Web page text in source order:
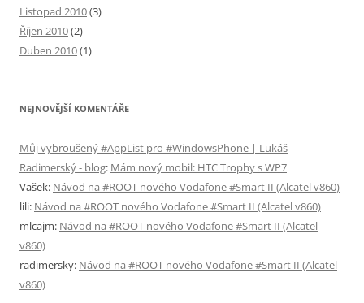
Listopad 2010(3)
Říjen 2010(2)
Duben 2010(1)
NEJNOVĚJŠÍ KOMENTÁŘE
Můj vybroušený #AppList pro #WindowsPhone | Lukáš
Radimerský - blog: Mám nový mobil: HTC Trophy s WP7
Vašek: Návod na #ROOT nového Vodafone #Smart II (Alcatel v860)
lili: Návod na #ROOT nového Vodafone #Smart II (Alcatel v860)
mlcajm: Návod na #ROOT nového Vodafone #Smart II (Alcatel
v860)
radimersky: Návod na #ROOT nového Vodafone #Smart II (Alcatel
v860)